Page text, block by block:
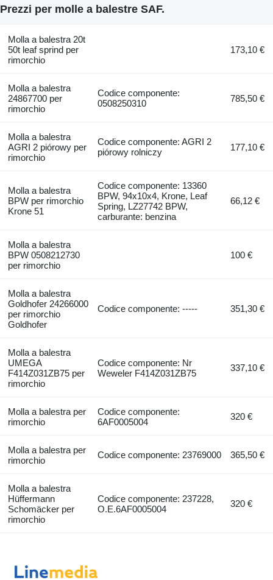
Prezzi per molle a balestre SAF.
Molla a balestra 20t
50t leaf sprind per
rimorchio
173,10 €
Molla a balestra
24867700 per
rimorchio
Codice componente:
0508250310
785,50 €
Molla a balestra
AGRI 2 piórowy per
rimorchio
Codice componente: AGRI 2
piórowy rolniczy
177,10 €
Molla a balestra
BPW per rimorchio
Krone 51
Codice componente: 13360
BPW, 94x10x4, Krone, Leaf
Spring, LZ27742 BPW,
carburante: benzina
66,12 €
Molla a balestra
BPW 0508212730
per rimorchio
100 €
Molla a balestra
Goldhofer 24266000
per rimorchio
Goldhofer
Codice componente: ----- 351,30 €
Molla a balestra
UMEGA
F414Z031ZB75 per
rimorchio
Codice componente: Nr
Weweler F414Z031ZB75
337,10 €
Molla a balestra per
rimorchio
Codice componente:
6AF0005004
320 €
Molla a balestra per
rimorchio
Codice componente: 23769000 365,50 €
Molla a balestra
Hüffermann
Schomäcker per
rimorchio
Codice componente: 237228,
O.E.6AF0005004
320 €